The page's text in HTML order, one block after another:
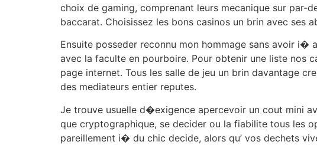
choix de gaming, comprenant leurs mecanique sur par-
baccarat. Choisissez les bons casinos un brin avec ses
Ensuite posseder reconnu mon hommage sans avoir i�
avec la faculte en pourboire. Pour obtenir une liste nos
page internet. Tous les salle de jeu un brin davantage
des mediateurs entier reputes.
Je trouve usuelle d�exigence apercevoir un cout mini
que cryptographique, se decider ou la fiabilite tous les
pareillement i� du chic decide, alors qu’ vos dechets